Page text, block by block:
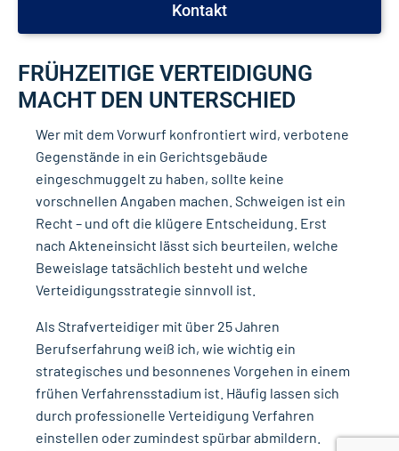
Kontakt
FRÜHZEITIGE VERTEIDIGUNG
MACHT DEN UNTERSCHIED
Wer mit dem Vorwurf konfrontiert wird, verbotene
Gegenstände in ein Gerichtsgebäude
eingeschmuggelt zu haben, sollte keine
vorschnellen Angaben machen. Schweigen ist ein
Recht – und oft die klügere Entscheidung. Erst
nach Akteneinsicht lässt sich beurteilen, welche
Beweislage tatsächlich besteht und welche
Verteidigungsstrategie sinnvoll ist.
Als Strafverteidiger mit über 25 Jahren
Berufserfahrung weiß ich, wie wichtig ein
strategisches und besonnenes Vorgehen in einem
frühen Verfahrensstadium ist. Häufig lassen sich
durch professionelle Verteidigung Verfahren
einstellen oder zumindest spürbar abmildern.